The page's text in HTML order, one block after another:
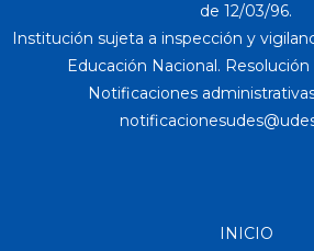
de 12/03/96.
Institución sujeta a inspección y
Educación Nacional. Resolución
Notificaciones
INICIO